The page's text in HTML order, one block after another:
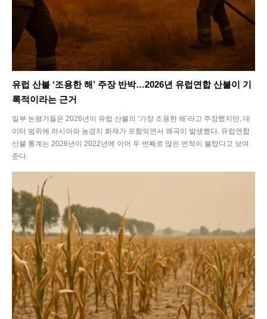
유럽 산불 ‘조용한 해’ 주장 반박…2026년 유럽연합 산불이 기
록적이라는 근거
일부 논평가들은 2026년이 유럽 산불의 ‘가장 조용한 해’라고 주장했지만, 데
이터 범위에 러시아와 농경지 화재가 포함되면서 왜곡이 발생했다. 유럽연합
산불 통계는 2026년이 2022년에 이어 두 번째로 많은 면적이 불탔다고 보여
준다.